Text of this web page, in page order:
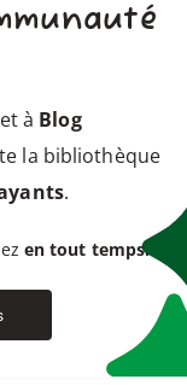
à Blog
la bibliothèque
.
en tout temps.